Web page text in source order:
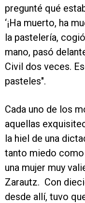
pregunté qué
‘¡Ha muerto, ha
la pastelería,
mano, pasó
Civil dos veces.
pasteles".
Cada uno de los
aquellas
la hiel de una
tanto miedo
una mujer muy
Zarautz. Con
desde allí, tuvo